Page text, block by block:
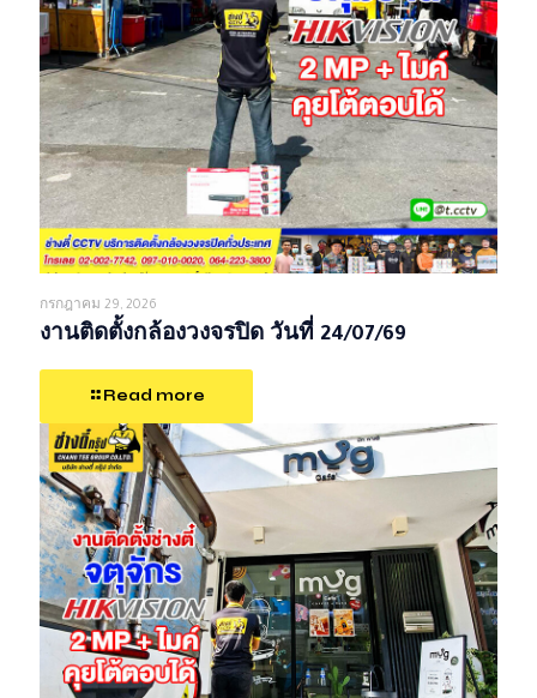
กรกฎาคม 29, 2026
งานติดตั้งกล้องวงจรปิด วันที่ 24/07/69
Read more